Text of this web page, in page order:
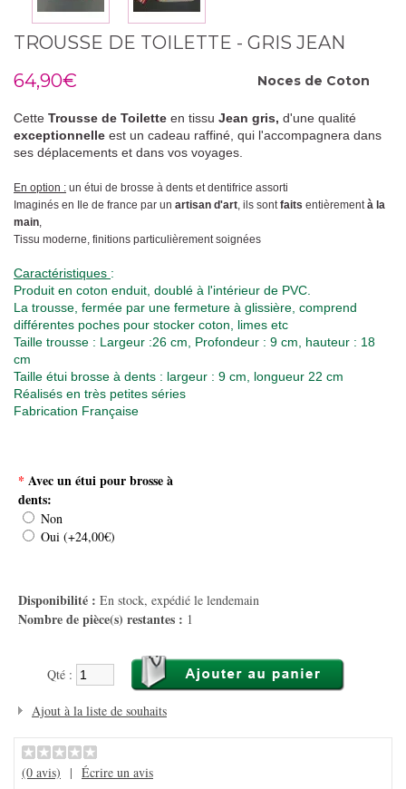
TROUSSE DE TOILETTE - GRIS JEAN
64,90€
Noces de Coton
Cette Trousse de Toilette en tissu Jean gris, d'une qualité
exceptionnelle est un cadeau raffiné, qui l'accompagnera dans
ses déplacements et dans vos voyages.
En option : un étui de brosse à dents et dentifrice assorti
Imaginés en Ile de france par un artisan d'art, ils sontfaits entièrementà la
main,
Tissu moderne, finitions particulièrement soignées
Caractéristiques :
Produit en coton enduit, doublé à l'intérieur de PVC.
La trousse, fermée par une fermeture à glissière, comprend
différentes poches pour stocker coton, limes etc
Taille trousse : Largeur :26 cm, Profondeur : 9 cm, hauteur : 18
cm
Taille étui brosse à dents : largeur : 9 cm, longueur 22 cm
Réalisés en très petites séries
Fabrication Française
* Avec un étui pour brosse à
dents:
Non
Oui (+24,00€)
Disponibilité : En stock, expédié le lendemain
Nombre de pièce(s) restantes : 1
Qté :
Ajout à la liste de souhaits
(0 avis) | Écrire un avis